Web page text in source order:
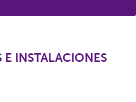
E INSTALACIONES